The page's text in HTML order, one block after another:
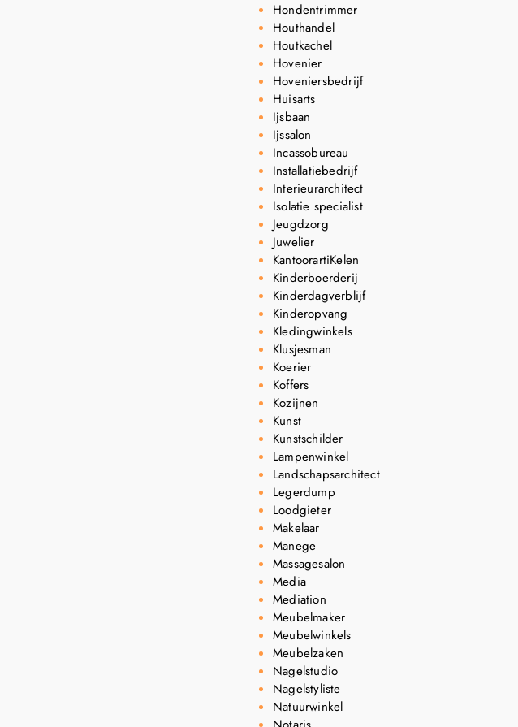
Hondentrimmer
Houthandel
Houtkachel
Hovenier
Hoveniersbedrijf
Huisarts
Ijsbaan
Ijssalon
Incassobureau
Installatiebedrijf
Interieurarchitect
Isolatie specialist
Jeugdzorg
Juwelier
KantoorartiKelen
Kinderboerderij
Kinderdagverblijf
Kinderopvang
Kledingwinkels
Klusjesman
Koerier
Koffers
Kozijnen
Kunst
Kunstschilder
Lampenwinkel
Landschapsarchitect
Legerdump
Loodgieter
Makelaar
Manege
Massagesalon
Media
Mediation
Meubelmaker
Meubelwinkels
Meubelzaken
Nagelstudio
Nagelstyliste
Natuurwinkel